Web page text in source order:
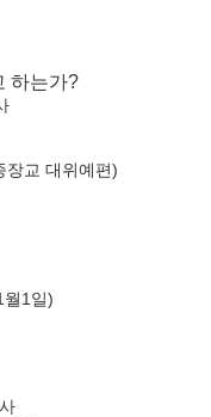
는가?
장교 대위예편)
월1일)